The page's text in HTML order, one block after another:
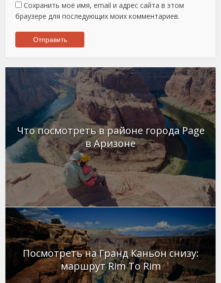
Сохранить моё имя, email и адрес сайта в этом
браузере для последующих моих комментариев.
Что посмотреть в районе города Page
в Аризоне
Посмотреть на Гранд Каньон снизу:
маршрут Rim To Rim